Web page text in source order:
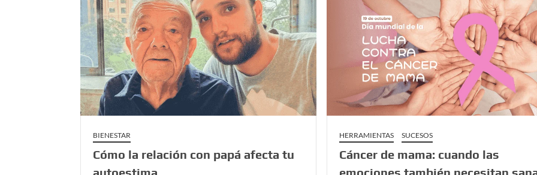
Kundalini: el poder oculto que no todos podemos alcanzar
Día de Independencia 2026: de Patria Boba a Colombia polarizada
¿Podemos comunicarnos con seres de otros planos o mundos?
Salud mental digital: cómo frenar la ansiedad que generan las redes sociales
Denuncia por violencia sexual en Colombia: así avanza
BIENESTAR
Cómo la relación con papá afecta tu
autoestima
HERRAMIENTAS SUCESOS
Cáncer de mama: cuando las
emociones también necesitan